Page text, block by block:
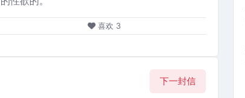
喜欢 3
下一封信